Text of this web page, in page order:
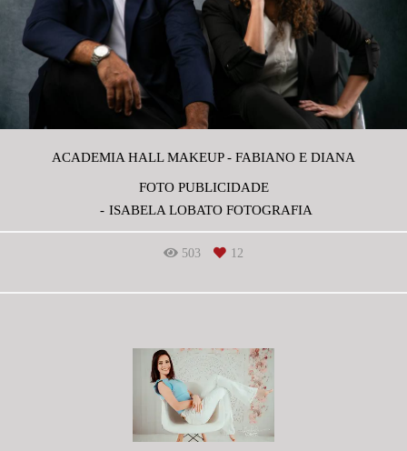
ACADEMIA HALL MAKEUP - FABIANO E DIANA
FOTO PUBLICIDADE
ISABELA LOBATO FOTOGRAFIA
503 12